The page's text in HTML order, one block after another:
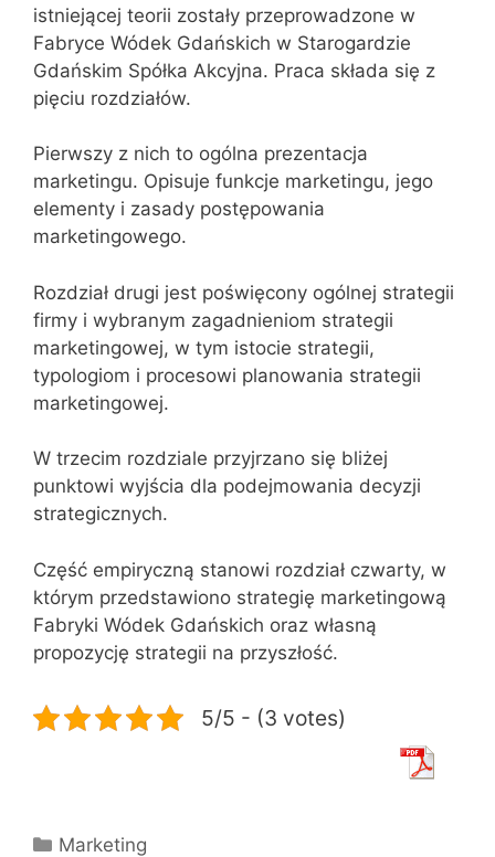
istniejącej teorii zostały przeprowadzone w
Fabryce Wódek Gdańskich w Starogardzie
Gdańskim Spółka Akcyjna. Praca składa się z
pięciu rozdziałów.
Pierwszy z nich to ogólna prezentacja
marketingu. Opisuje funkcje marketingu, jego
elementy i zasady postępowania
marketingowego.
Rozdział drugi jest poświęcony ogólnej strategii
firmy i wybranym zagadnieniom strategii
marketingowej, w tym istocie strategii,
typologiom i procesowi planowania strategii
marketingowej.
W trzecim rozdziale przyjrzano się bliżej
punktowi wyjścia dla podejmowania decyzji
strategicznych.
Część empiryczną stanowi rozdział czwarty, w
którym przedstawiono strategię marketingową
Fabryki Wódek Gdańskich oraz własną
propozycję strategii na przyszłość.
5/5 - (3 votes)
Kategorie
Marketing